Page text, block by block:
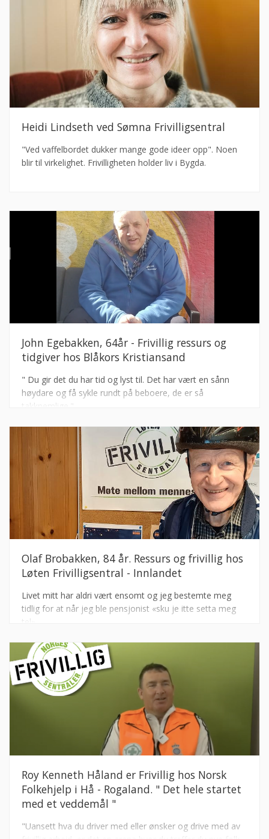
Heidi Lindseth ved Sømna Frivilligsentral
"Ved vaffelbordet dukker mange gode ideer opp". Noen
blir til virkelighet. Frivilligheten holder liv i Bygda.
John Egebakken, 64år - Frivillig ressurs og
tidgiver hos Blåkors Kristiansand
" Du gir det du har tid og lyst til. Det har vært en sånn
høydare og få sykle rundt på beboere, de er så
takknemlige."
Olaf Brobakken, 84 år. Ressurs og frivillig hos
Løten Frivilligsentral - Innlandet
Livet mitt har aldri vært ensomt og jeg bestemte meg
tidlig for at når jeg ble pensjonist «sku je itte setta meg
tel».
Roy Kenneth Håland er Frivillig hos Norsk
Folkehjelp i Hå - Rogaland. " Det hele startet
med et veddemål "
"Uansett hva du driver med eller ønsker og drive med av